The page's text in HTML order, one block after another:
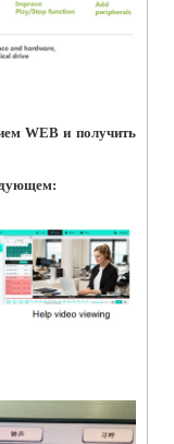
WEB и получить